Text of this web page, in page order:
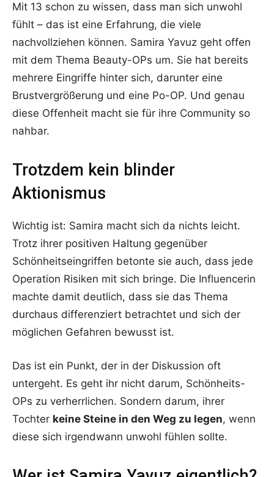
Mit 13 schon zu wissen, dass man sich unwohl
fühlt – das ist eine Erfahrung, die viele
nachvollziehen können. Samira Yavuz geht offen
mit dem Thema Beauty-OPs um. Sie hat bereits
mehrere Eingriffe hinter sich, darunter eine
Brustvergrößerung und eine Po-OP. Und genau
diese Offenheit macht sie für ihre Community so
nahbar.
Trotzdem kein blinder
Aktionismus
Wichtig ist: Samira macht sich da nichts leicht.
Trotz ihrer positiven Haltung gegenüber
Schönheitseingriffen betonte sie auch, dass jede
Operation Risiken mit sich bringe. Die Influencerin
machte damit deutlich, dass sie das Thema
durchaus differenziert betrachtet und sich der
möglichen Gefahren bewusst ist.
Das ist ein Punkt, der in der Diskussion oft
untergeht. Es geht ihr nicht darum, Schönheits-
OPs zu verherrlichen. Sondern darum, ihrer
Tochter keine Steine in den Weg zu legen, wenn
diese sich irgendwann unwohl fühlen sollte.